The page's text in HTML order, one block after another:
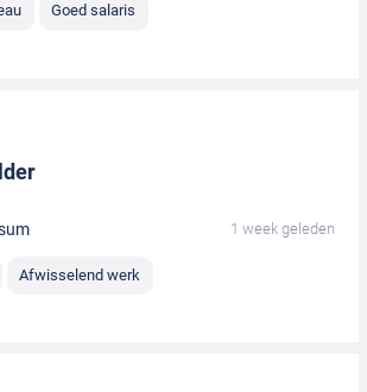
Goed salaris
1 week geleden
Afwisselend werk